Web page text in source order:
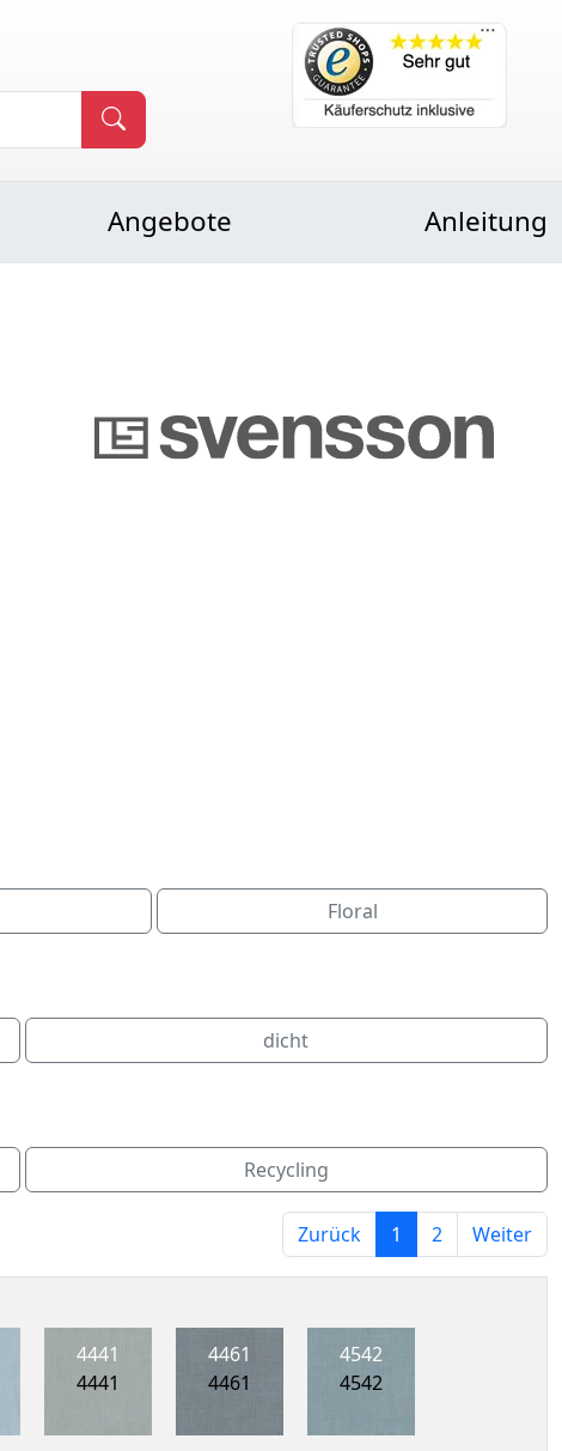
Angebote Anleitung
Floral
dicht
Recycling
Zurück 1 2 Weiter
4441
4441
4461
4461
4542
4542